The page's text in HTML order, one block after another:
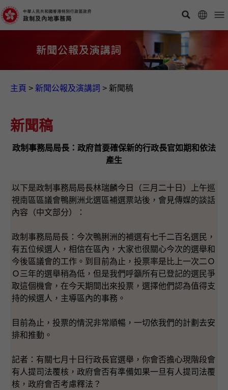
主頁 > 新聞公報及演講詞 > 新聞稿
新聞稿
政制事務局局長：政府首要確保新的行政長官如期和依法
產生
以下是政制事務局局長林瑞麟今日（三月二十日）上午巡
視南區區議會鴨脷洲北選區補選票站後，會見傳媒的談話
內容（中文部分）：
政制事務局局長：今次鴨脷洲的補選有七千二百名選民，
有五位候選人，相信在區內，大家也很關心今次的選舉和
今後區議會的工作。到目前為止，投票率是比上一次二Ｏ
Ｏ三年的選舉稍為低，但是我們呼籲所有已登記的選民爭
取這個機會，在今天期間出來投票，選擇他們認為值得支
持的候選人，主導區內的事務。
目前為止，投票的情況非常順暢，一切依我們的計劃去安
排和推動。
記者：有關七月十日行政長官選舉，你會否擔心現階段會
有人提司法覆核，政府會否有準備如果一旦有人提司法覆
核，政府會否考慮釋法？